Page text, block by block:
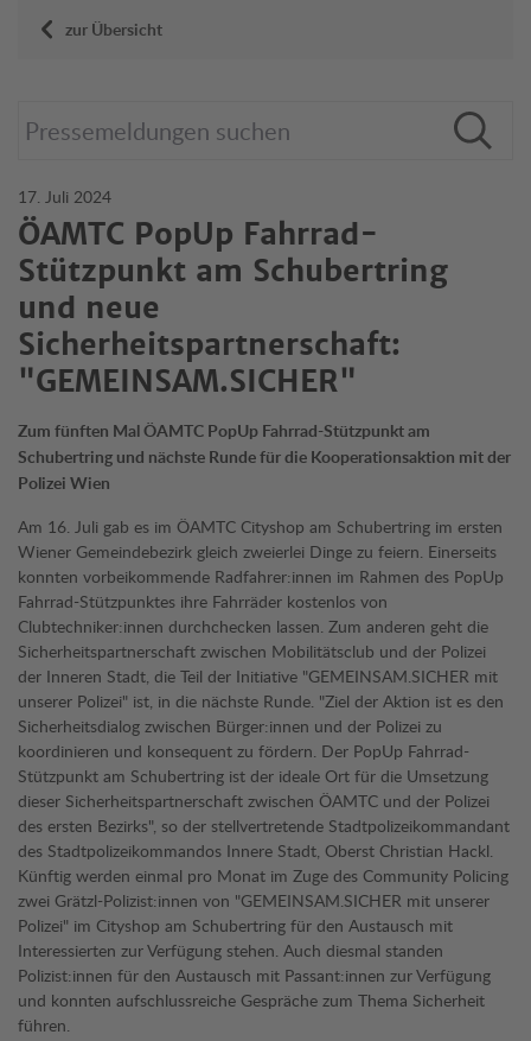
zur Übersicht
17. Juli 2024
ÖAMTC PopUp Fahrrad-
Stützpunkt am Schubertring
und neue
Sicherheitspartnerschaft:
"GEMEINSAM.SICHER"
Zum fünften Mal ÖAMTC PopUp Fahrrad-Stützpunkt am
Schubertring und nächste Runde für die Kooperationsaktion mit der
Polizei Wien
Am 16. Juli gab es im ÖAMTC Cityshop am Schubertring im ersten
Wiener Gemeindebezirk gleich zweierlei Dinge zu feiern. Einerseits
konnten vorbeikommende Radfahrer:innen im Rahmen des PopUp
Fahrrad-Stützpunktes ihre Fahrräder kostenlos von
Clubtechniker:innen durchchecken lassen. Zum anderen geht die
Sicherheitspartnerschaft zwischen Mobilitätsclub und der Polizei
der Inneren Stadt, die Teil der Initiative "GEMEINSAM.SICHER mit
unserer Polizei" ist, in die nächste Runde. "Ziel der Aktion ist es den
Sicherheitsdialog zwischen Bürger:innen und der Polizei zu
koordinieren und konsequent zu fördern. Der PopUp Fahrrad-
Stützpunkt am Schubertring ist der ideale Ort für die Umsetzung
dieser Sicherheitspartnerschaft zwischen ÖAMTC und der Polizei
des ersten Bezirks", so der stellvertretende Stadtpolizeikommandant
des Stadtpolizeikommandos Innere Stadt, Oberst Christian Hackl.
Künftig werden einmal pro Monat im Zuge des Community Policing
zwei Grätzl-Polizist:innen von "GEMEINSAM.SICHER mit unserer
Polizei" im Cityshop am Schubertring für den Austausch mit
Interessierten zur Verfügung stehen. Auch diesmal standen
Polizist:innen für den Austausch mit Passant:innen zur Verfügung
und konnten aufschlussreiche Gespräche zum Thema Sicherheit
führen.